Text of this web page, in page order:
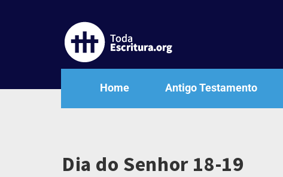
Home Antigo Testamento
Dia do Senhor 18-19